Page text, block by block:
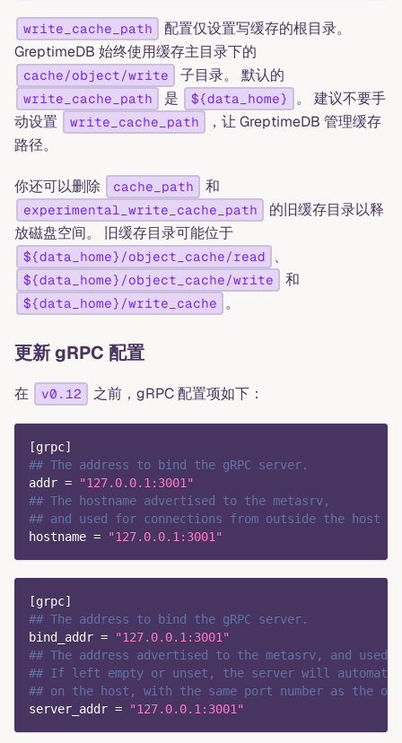
write_cache_path
配置仅设置写缓存的根目录。
GreptimeDB 始终使用缓存主目录下的
cache/object/write 子目录。 默认的
write_cache_path 是 ${data_home}
。 建议不要手
动设置
write_cache_path
，让 GreptimeDB 管理缓存
路径。
你还可以删除 cache_path 和
experimental_write_cache_path
的旧缓存目录以释
放磁盘空间。 旧缓存目录可能位于
${data_home}/object_cache/read 、
${data_home}/object_cache/write 和
${data_home}/write_cache 。
更新 gRPC 配置
在 v0.12 之前，gRPC 配置项如下：
[grpc]
## The address to bind the gRPC server.
addr =
"127.0.0.1:3001"
## The hostname advertised to the metasrv,
## and used for connections from outside the host
hostname = "127.0.0.1:3001"
[grpc]
## The address to bind the gRPC server.
bind_addr =
"127.0.0.1:3001"
## The address advertised to the metasrv, and
## If left empty or unset, the server will
## on the host, with the same port number as the
server_addr = "127.0.0.1:3001"